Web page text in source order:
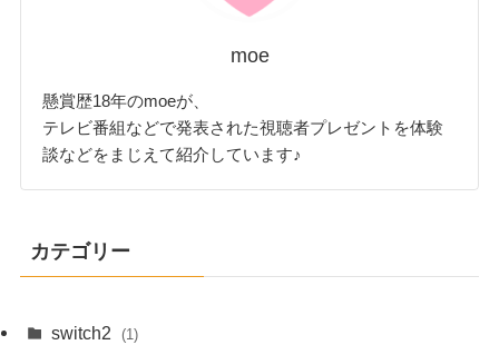
moe
懸賞歴18年のmoeが、
テレビ番組などで発表された視聴者プレゼントを体験
談などをまじえて紹介しています♪
カテゴリー
switch2 (1)